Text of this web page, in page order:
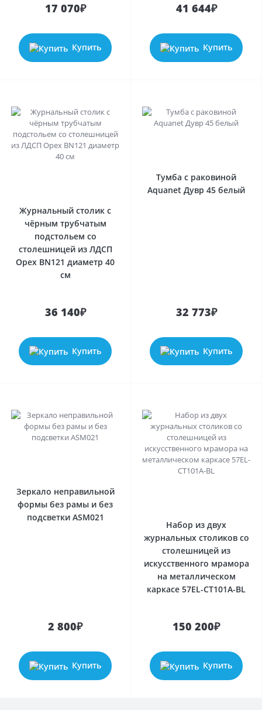
17 070₽
Купить
41 644₽
Купить
Журнальный столик с
чёрным трубчатым
подстольем со
столешницей из ЛДСП
Орех BN121 диаметр 40
см
36 140₽
Купить
Тумба с раковиной
Aquanet Дувр 45 белый
32 773₽
Купить
Зеркало неправильной
формы без рамы и без
подсветки ASM021
2 800₽
Купить
Набор из двух
журнальных столиков со
столешницей из
искусственного мрамора
на металлическом
каркасе 57EL-CT101А-BL
150 200₽
Купить